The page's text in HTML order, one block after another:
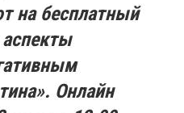
на бесплатный
Онлайн